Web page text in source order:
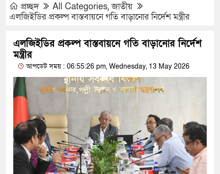
প্রচ্ছদ All Categories,জাতীয়
এলজিইডির প্রকল্প বাস্তবায়নে গতি বাড়ানোর নির্দেশ মন্ত্রীর
এলজিইডির প্রকল্প বাস্তবায়নে গতি বাড়ানোর নির্দেশ
মন্ত্রীর
আপডেট সময় : 06:55:26 pm, Wednesday, 13 May 2026